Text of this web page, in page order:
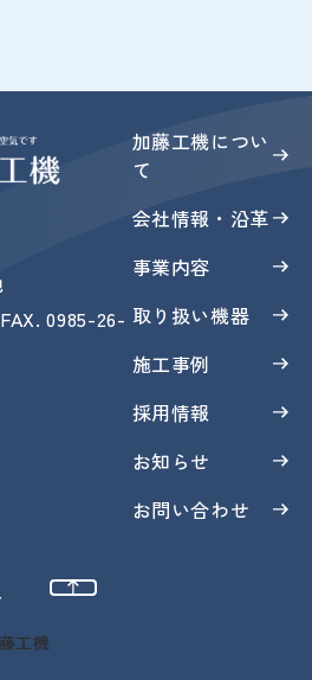
FAX. 0985-26-
加藤工機につい
て
会社情報・沿革
事業内容
取り扱い機器
施工事例
採用情報
お知らせ
お問い合わせ
工機
ページトップへ